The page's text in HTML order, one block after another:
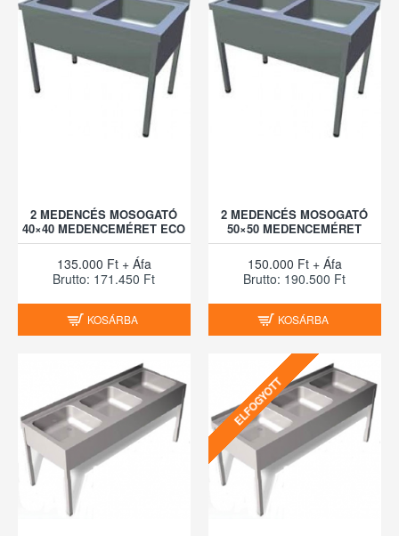
2 MEDENCÉS MOSOGATÓ
40×40 MEDENCEMÉRET ECO
135.000 Ft + Áfa
Brutto: 171.450 Ft
KOSÁRBA
2 MEDENCÉS MOSOGATÓ
50×50 MEDENCEMÉRET
150.000 Ft + Áfa
Brutto: 190.500 Ft
KOSÁRBA
ELFOGYOTT